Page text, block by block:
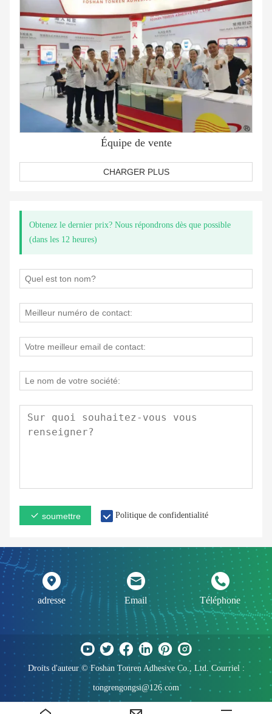
Équipe de vente
CHARGER PLUS
Obtenez le dernier prix? Nous répondrons dès que possible
(dans les 12 heures)
soumettre Politique de confidentialité
adresse Email Téléphone
Droits d'auteur © Foshan Tonren Adhesive Co., Ltd. Courriel :
tongrengongsi@126.com